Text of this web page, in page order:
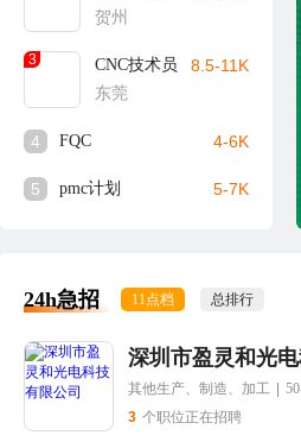
贺州
3
CNC技术员
东莞
8.5-11K
4 FQC 4-6K
5 pmc计划 5-7K
24h急招 11点档 总排行
深圳市盈灵和光
其他生产、制造、加工
3 个职位正在招聘